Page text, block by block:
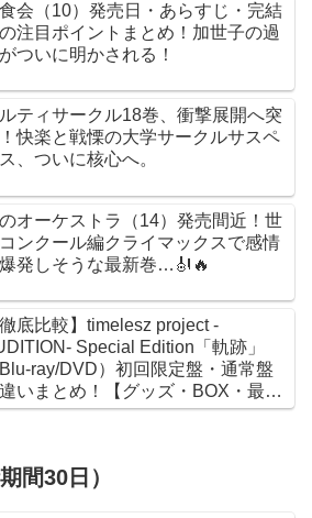
会（10）発売日・あらすじ・完結
注目ポイントまとめ！加世子の過
ついに明かされる！
ティサークル18巻、衝撃展開へ突
快楽と戦慄の大学サークルサスペ
、ついに核心へ。
オーケストラ（14）発売間近！世
ンクール編クライマックスで感情
発しそうな最新巻…🎻🔥
徹底比較】timelesz project -
Special Edition「軌跡」
Blu-ray/DVD）初回限定盤・通常盤
いまとめ！【グッズ・BOX・最安
間30日）